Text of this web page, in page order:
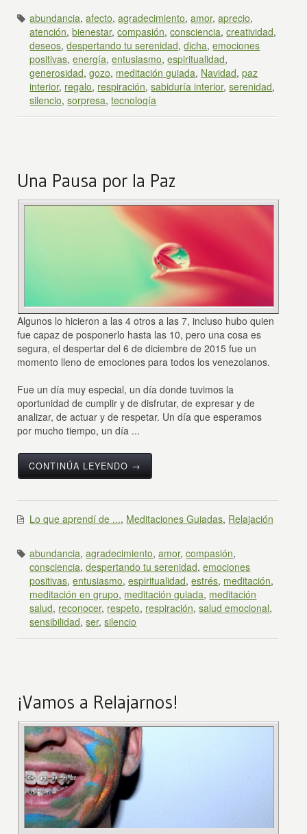
abundancia,afecto,agradecimiento,amor,aprecio,
atención,bienestar,compasión,consciencia,creatividad,
deseos,despertando tu serenidad,dicha,emociones
positivas,energía,entusiasmo,espiritualidad,
generosidad,gozo, meditación guiada, Navidad,paz
interior, regalo, respiración,sabiduría interior,serenidad,
silencio,sorpresa,tecnología
Una Pausa por la Paz
Algunos lo hicieron a las 4 otros a las 7, incluso hubo quien
fue capaz de posponerlo hasta las 10, pero una cosa es
segura, el despertar del 6 de diciembre de 2015 fue un
momento lleno de emociones para todos los venezolanos.
Fue un día muy especial, un día donde tuvimos la
oportunidad de cumplir y de disfrutar, de expresar y de
analizar, de actuar y de respetar. Un día que esperamos
por mucho tiempo, un día ...
CONTINÚA LEYENDO →
Lo que aprendí de ..., Meditaciones Guiadas, Relajación
abundancia,agradecimiento,amor,compasión,
consciencia,despertando tu serenidad,emociones
positivas,entusiasmo,espiritualidad,estrés, meditación,
meditación en grupo, meditación guiada, meditación
salud, reconocer, respeto, respiración,salud emocional,
sensibilidad,ser,silencio
¡Vamos a Relajarnos!